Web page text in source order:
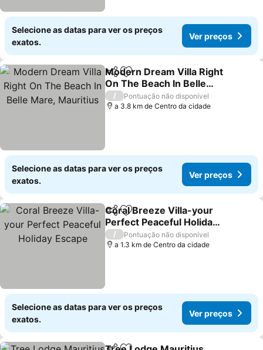
Selecione as datas para ver os preços
exatos.
Ver preços
PartilharAdicionar aos favoritos
Modern Dream Villa Right
On The Beach In Belle
Mare, Mauritius
/
Pontuação não disponível
a 3.8 km de Centro da cidade
Selecione as datas para ver os preços
exatos.
Ver preços
PartilharAdicionar aos favoritos
Coral Breeze Villa-your
Perfect Peaceful Holiday
Escape
/
Pontuação não disponível
a 1.3 km de Centro da cidade
Selecione as datas para ver os preços
exatos.
Ver preços